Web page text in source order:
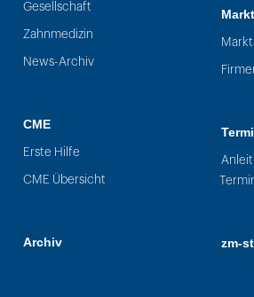
Gesellschaft
Zahnmedizin
News-Archiv
CME
Erste Hilfe
CME Übersicht
Archiv
Markt
zm-